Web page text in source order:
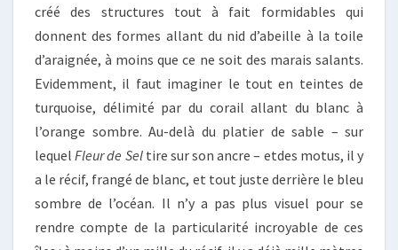
créé des structures tout à fait formidables qui
donnent des formes allant du nid d’abeille à la toile
d’araignée, à moins que ce ne soit des marais salants.
Evidemment, il faut imaginer le tout en teintes de
turquoise, délimité par du corail allant du blanc à
l’orange sombre. Au-delà du platier de sable – sur
lequelFleur de Seltire sur son ancre – etdes motus, il y
a le récif, frangé de blanc, et tout juste derrière le bleu
sombre de l’océan. Il n’y a pas plus visuel pour se
rendre compte de la particularité incroyable de ces